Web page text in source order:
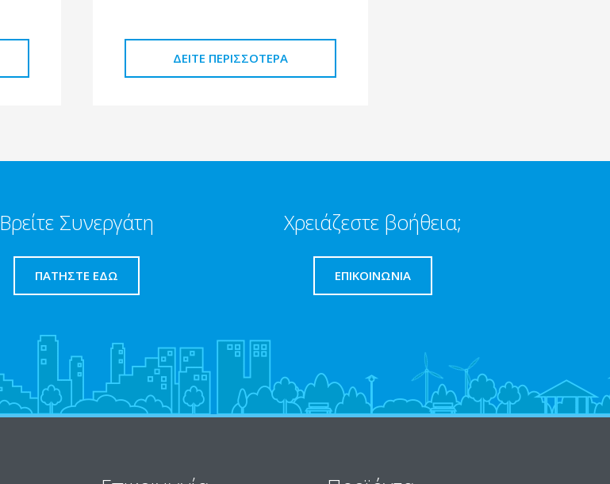
ΔΕΊΤΕ ΠΕΡΙΣΣΌΤΕΡΑ
Βρείτε Συνεργάτη
ΠΑΤΉΣΤΕ ΕΔΏ
Χρειάζεστε βοήθεια;
ΕΠΙΚΟΙΝΩΝΊΑ